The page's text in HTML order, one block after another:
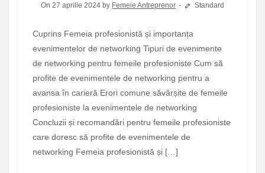
On 27 aprilie 2024 by Femeie Antreprenor Standard
Cuprins Femeia profesionistă și importanța
evenimentelor de networking Tipuri de evenimente
de networking pentru femeile profesioniste Cum să
profite de evenimentele de networking pentru a
avansa în carieră Erori comune săvârșite de femeile
profesioniste la evenimentele de networking
Concluzii și recomandări pentru femeile profesioniste
care doresc să profite de evenimentele de
networking Femeia profesionistă și […]